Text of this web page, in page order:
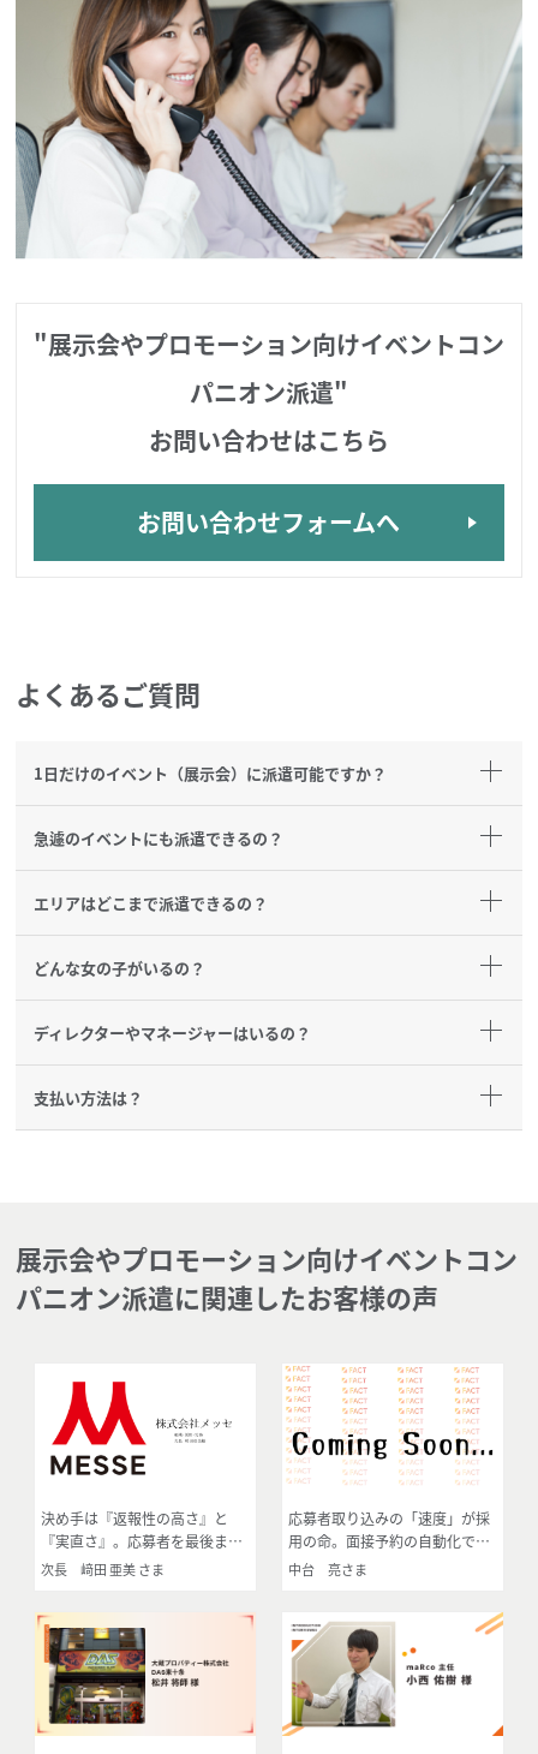
"展示会やプロモーション向けイベントコン
パニオン派遣"
お問い合わせはこちら
お問い合わせフォームへ
よくあるご質問
1日だけのイベント（展示会）に派遣可能ですか？
急遽のイベントにも派遣できるの？
エリアはどこまで派遣できるの？
どんな女の子がいるの？
ディレクターやマネージャーはいるの？
支払い方法は？
展示会やプロモーション向けイベントコン
パニオン派遣に関連したお客様の声
決め手は『返報性の高さ』と
『実直さ』。応募者を最後まで
送り届ける1対1の丁寧なフォロ
次長 﨑田 亜美 さま
応募者取り込みの「速度」が採
用の命。面接予約の自動化で工
数削減と採用率向上を実現
中台 亮さま